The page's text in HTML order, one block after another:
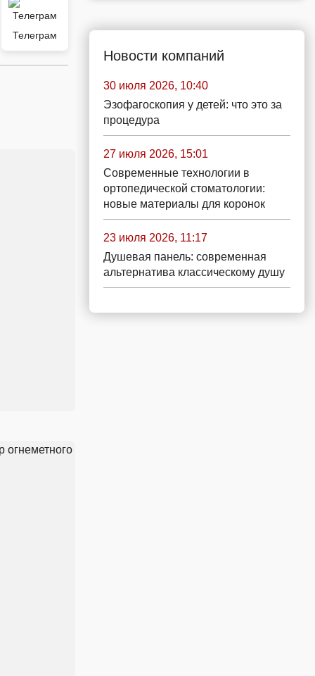
Телеграм
Новости компаний
30 июля 2026, 10:40
Эзофагоскопия у детей: что это за
процедура
27 июля 2026, 15:01
Современные технологии в
ортопедической стоматологии:
новые материалы для коронок
23 июля 2026, 11:17
Душевая панель: современная
альтернатива классическому душу